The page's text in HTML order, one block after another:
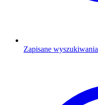
Zapisane wyszukiwania